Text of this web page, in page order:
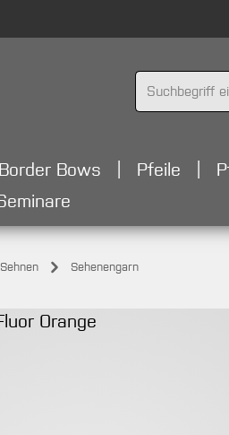
Border Bows Pfeile
Sehnen Sehenengarn